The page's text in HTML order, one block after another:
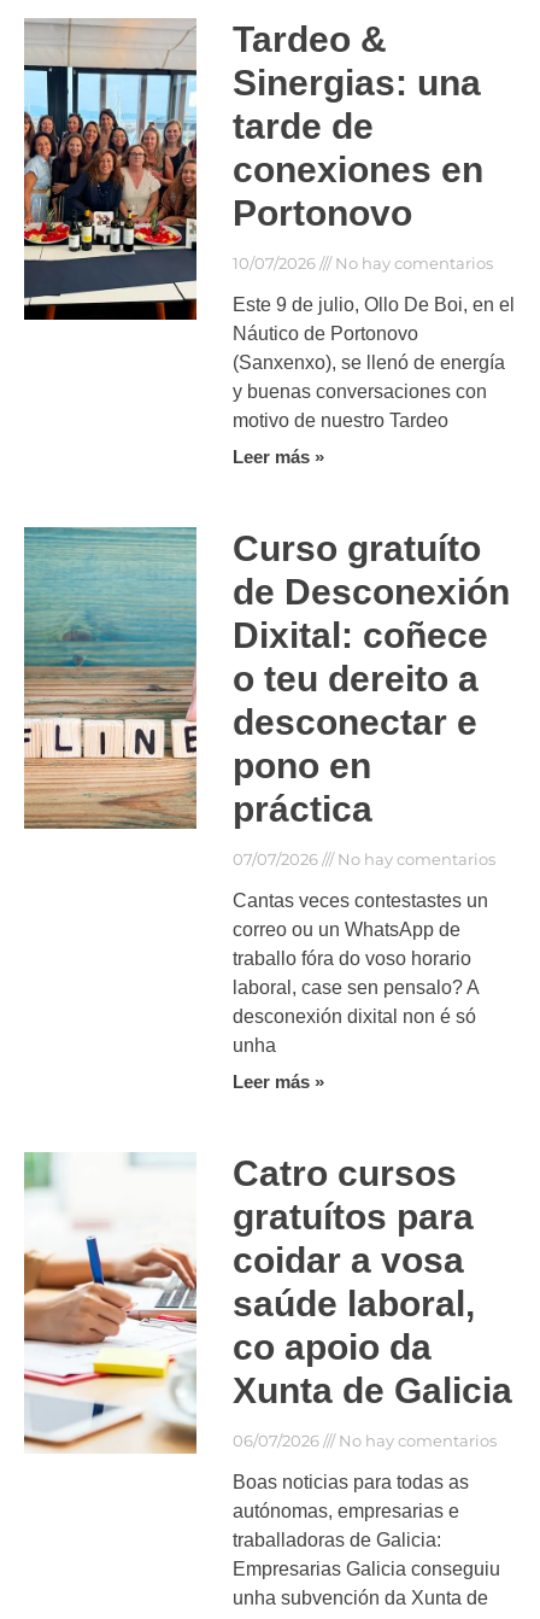
Tardeo &
Sinergias: una
tarde de
conexiones en
Portonovo
10/07/2026 No hay comentarios
Este 9 de julio, Ollo De Boi, en el
Náutico de Portonovo
(Sanxenxo), se llenó de energía
y buenas conversaciones con
motivo de nuestro Tardeo
Leer más »
Curso gratuíto
de Desconexión
Dixital: coñece
o teu dereito a
desconectar e
pono en
práctica
07/07/2026 No hay comentarios
Cantas veces contestastes un
correo ou un WhatsApp de
traballo fóra do voso horario
laboral, case sen pensalo? A
desconexión dixital non é só
unha
Leer más »
Catro cursos
gratuítos para
coidar a vosa
saúde laboral,
co apoio da
Xunta de Galicia
06/07/2026 No hay comentarios
Boas noticias para todas as
autónomas, empresarias e
traballadoras de Galicia:
Empresarias Galicia conseguiu
unha subvención da Xunta de